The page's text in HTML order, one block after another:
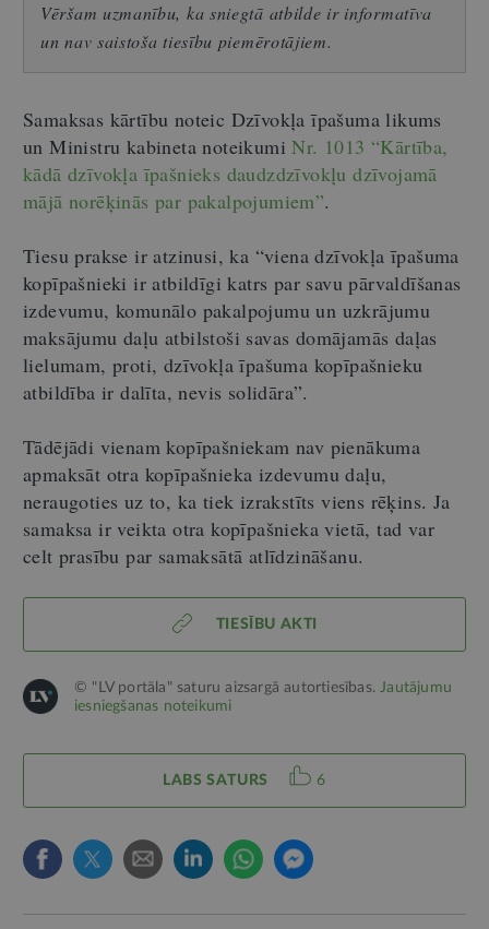
Vēršam uzmanību, ka sniegtā atbilde ir informatīva
un nav saistoša tiesību piemērotājiem.
Samaksas kārtību noteic Dzīvokļa īpašuma likums
un Ministru kabineta noteikumi Nr. 1013 “Kārtība,
kādā dzīvokļa īpašnieks daudzdzīvokļu dzīvojamā
mājā norēķinās par pakalpojumiem”.
Tiesu prakse ir atzinusi, ka “viena dzīvokļa īpašuma
kopīpašnieki ir atbildīgi katrs par savu pārvaldīšanas
izdevumu, komunālo pakalpojumu un uzkrājumu
maksājumu daļu atbilstoši savas domājamās daļas
lielumam, proti, dzīvokļa īpašuma kopīpašnieku
atbildība ir dalīta, nevis solidāra”.
Tādējādi vienam kopīpašniekam nav pienākuma
apmaksāt otra kopīpašnieka izdevumu daļu,
neraugoties uz to, ka tiek izrakstīts viens rēķins. Ja
samaksa ir veikta otra kopīpašnieka vietā, tad var
celt prasību par samaksātā atlīdzināšanu.
TIESĪBU AKTI
© "LV portāla" saturu aizsargā autortiesības.Jautājumu
iesniegšanas noteikumi
LABS SATURS 6